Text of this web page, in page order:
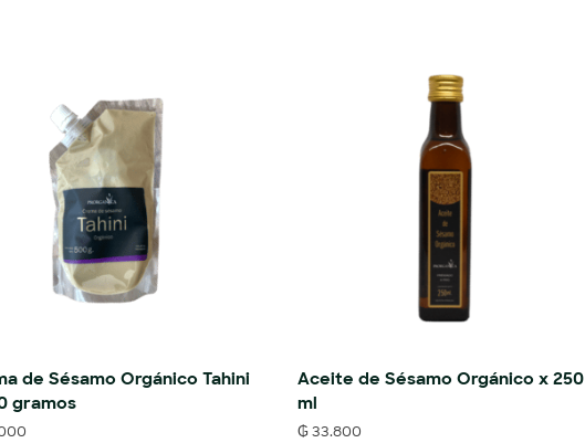
de Sésamo Orgánico Tahini
gramos
Aceite de Sésamo Orgánico x 250
ml
₲33.800